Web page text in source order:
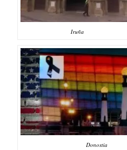
Iruña
Donostia